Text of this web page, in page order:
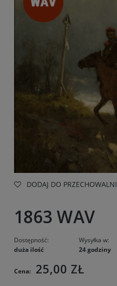
DODAJ DO PRZECHOWALNI
1863 WAV
Dostępność:
duża ilość
Wysyłka w:
24 godziny
Cena: 25,00 ZŁ